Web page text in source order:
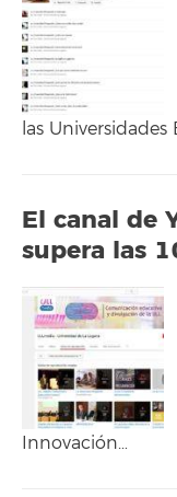
las Universidades
El canal de
supera las
Innovación…